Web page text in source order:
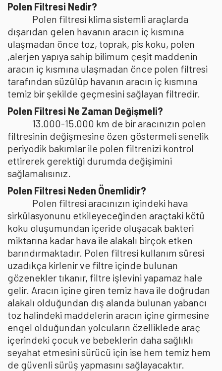
Polen Filtresi Nedir?
Polen filtresi klima sistemli araçlarda
dışarıdan gelen havanın aracın iç kısmına
ulaşmadan önce toz, toprak, pis koku, polen
,alerjen yapıya sahip bilimum çeşit maddenin
aracın iç kısmına ulaşmadan önce polen filtresi
tarafından süzülüp havanın aracın iç kısmına
temiz bir şekilde geçmesini sağlayan filtredir.
Polen Filtresi Ne Zaman Değişmeli?
13.000-15.000 km de bir aracınızın polen
filtresinin değişmesine özen göstermeli senelik
periyodik bakımlar ile polen filtrenizi kontrol
ettirerek gerektiği durumda değişimini
sağlamalısınız.
Polen Filtresi Neden Önemlidir?
Polen filtresi aracınızın içindeki hava
sirkülasyonunu etkileyeceğinden araçtaki kötü
koku oluşumundan içeride oluşacak bakteri
miktarına kadar hava ile alakalı birçok etken
barındırmaktadır. Polen filtresi kullanım süresi
uzadıkça kirlenir ve filtre içinde bulunan
gözenekler tıkanır, filtre işlevini yapamaz hale
gelir. Aracın içine giren temiz hava ile doğrudan
alakalı olduğundan dış alanda bulunan yabancı
toz halindeki maddelerin aracın içine girmesine
engel olduğundan yolcuların özelliklede araç
içerindeki çocuk ve bebeklerin daha sağlıklı
seyahat etmesini sürücü için ise hem temiz hem
de güvenli sürüş yapmasını sağlayacaktır.